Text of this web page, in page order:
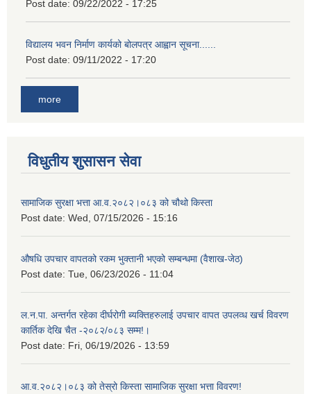
Post date: 09/22/2022 - 17:25
विद्यालय भवन निर्माण कार्यको बोलपत्र आह्वान सूचना......
Post date: 09/11/2022 - 17:20
more
विधुतीय शुसासन सेवा
सामाजिक सुरक्षा भत्ता आ.व.२०८२।०८३ को चौथो किस्ता
Post date: Wed, 07/15/2026 - 15:16
औषधि उपचार वापतको रकम भुक्तानी भएको सम्बन्धमा (वैशाख-जेठ)
Post date: Tue, 06/23/2026 - 11:04
ल.न.पा. अन्तर्गत रहेका दीर्घरोगी ब्यक्तिहरुलाई उपचार वापत उपलव्ध खर्च विवरण
कार्तिक देखि चैत -२०८२/०८३ सम्म!।
Post date: Fri, 06/19/2026 - 13:59
आ.व.२०८२।०८३ को तेस्रो किस्ता सामाजिक सुरक्षा भत्ता विवरण!